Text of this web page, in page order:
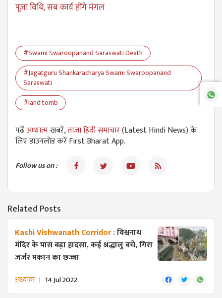
पूजा विधि, सब कार्य होंगे मंगल
#Swami Swaroopanand Saraswati Death
#Jagatguru Shankaracharya Swami Swaroopanand
Saraswati
#land tomb
पढेंअध्यात्मखबरें,ताजा हिंदी समाचार(Latest Hindi News) के
लिए डाउनलोड करें First Bharat App.
Follow us on :
Related Posts
Kashi Vishwanath Corridor :विश्वनाथ
मंदिर के पास बड़ा हादसा, कई श्रद्धालु बचे, गिरा
जर्जर मकान का छज्जा
अध्यात्म 14 Jul 2022